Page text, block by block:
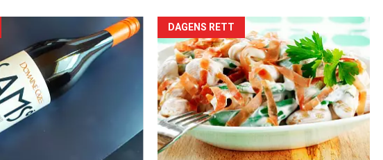
Forsiden
akkurat
nå
-
5
DAGENS RETT